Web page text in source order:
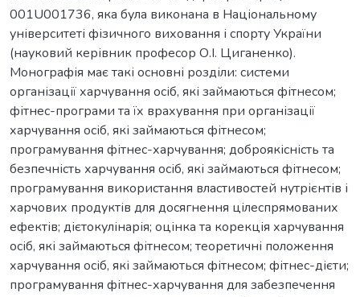
001U001736, яка була виконана в Національному
університеті фізичного виховання і спорту України
(науковий керівник професор О.І. Циганенко).
Монографія має такі основні розділи: системи
організації харчування осіб, які займаються фітнесом;
фітнес-програми та їх врахування при організації
харчування осіб, які займаються фітнесом;
програмування фітнес-харчування; доброякісність та
безпечність харчування осіб, які займаються фітнесом;
програмування використання властивостей нутрієнтів і
харчових продуктів для досягнення цілеспрямованих
ефектів; дієтокулінарія; оцінка та корекція харчування
осіб, які займаються фітнесом; теоретичні положення
харчування осіб, які займаються фітнесом; фітнес-дієти;
програмування фітнес-харчування для забезпечення